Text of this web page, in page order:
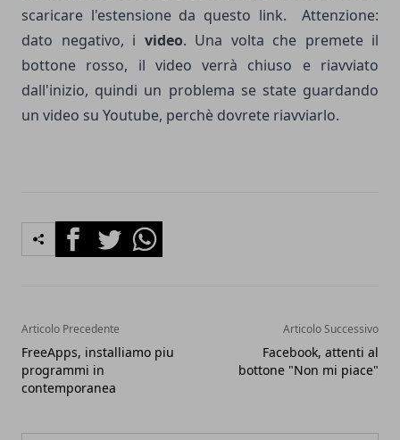
scaricare l'estensione da questo link. Attenzione:
dato negativo, i video. Una volta che premete il
bottone rosso, il video verrà chiuso e riavviato
dall'inizio, quindi un problema se state guardando
un video su Youtube, perchè dovrete riavviarlo.
FacebookTwitterWhatsapp
Articolo Precedente
FreeApps, installiamo piu
programmi in
contemporanea
Articolo Successivo
Facebook, attenti al
bottone "Non mi piace"